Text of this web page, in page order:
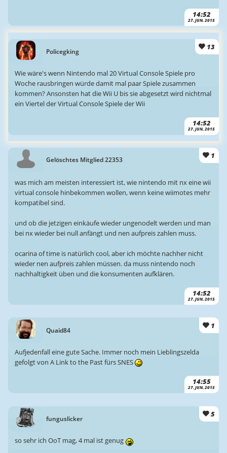
14:52
27. JUN. 2015
Policegking
13
14:52
27. JUN. 2015
Wie wäre's wenn Nintendo mal 20 Virtual Console Spiele pro
Woche rausbringen würde damit mal paar Spiele zusammen
kommen? Ansonsten hat die Wii U bis sie abgesetzt wird nichtmal
ein Viertel der Virtual Console Spiele der Wii
Gelöschtes Mitglied 22353 1
14:52
27. JUN. 2015
was mich am meisten interessiert ist, wie nintendo mit nx eine wii
virtual console hinbekommen wollen, wenn keine wiimotes mehr
kompatibel sind.
und ob die jetzigen einkäufe wieder ungenodelt werden und man
bei nx wieder bei null anfängt und nen aufpreis zahlen muss.
ocarina of time is natürlich cool, aber ich möchte nachher nicht
wieder nen aufpreis zahlen müssen. da muss nintendo noch
nachhaltigkeit üben und die konsumenten aufklären.
Quaid84
1
14:55
27. JUN. 2015
Aufjedenfall eine gute Sache. Immer noch mein Lieblingszelda
gefolgt von A Link to the Past fürs SNES
funguslicker
5
so sehr ich OoT mag, 4 mal ist genug